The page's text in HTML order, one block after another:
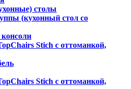
столы
(кухонный стол со
консоли